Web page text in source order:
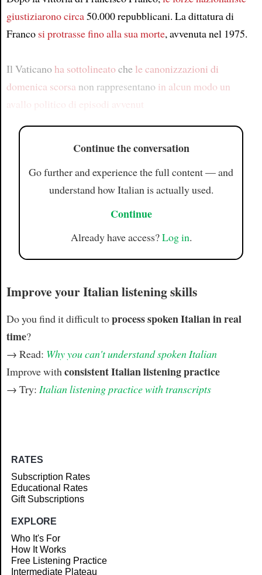
giustiziarono circa50.000 repubblicani. La dittatura di
Franco si protrasse fino alla sua morte, avvenuta nel 1975.
Il Vaticanoha sottolineatoche le canonizzazioni di
domenica scorsa non rappresentano in alcun modo un
avallo politico di episodi avvenut
Continue the conversation
Go further and experience the full content — and
understand how Italian is actually used.
Continue
Already have access?Log in.
Improve your Italian listening skills
Do you find it difficult toprocess spoken Italian in real
time?
→ Read: Why you can't understand spoken Italian
Improve with consistent Italian listening practice
→ Try: Italian listening practice with transcripts
RATES
Subscription Rates
Educational Rates
Gift Subscriptions
EXPLORE
Who It's For
How It Works
Free Listening Practice
Intermediate Plateau